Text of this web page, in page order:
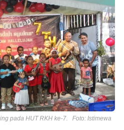
pada HUT RKH ke-7. Foto: Istimewa